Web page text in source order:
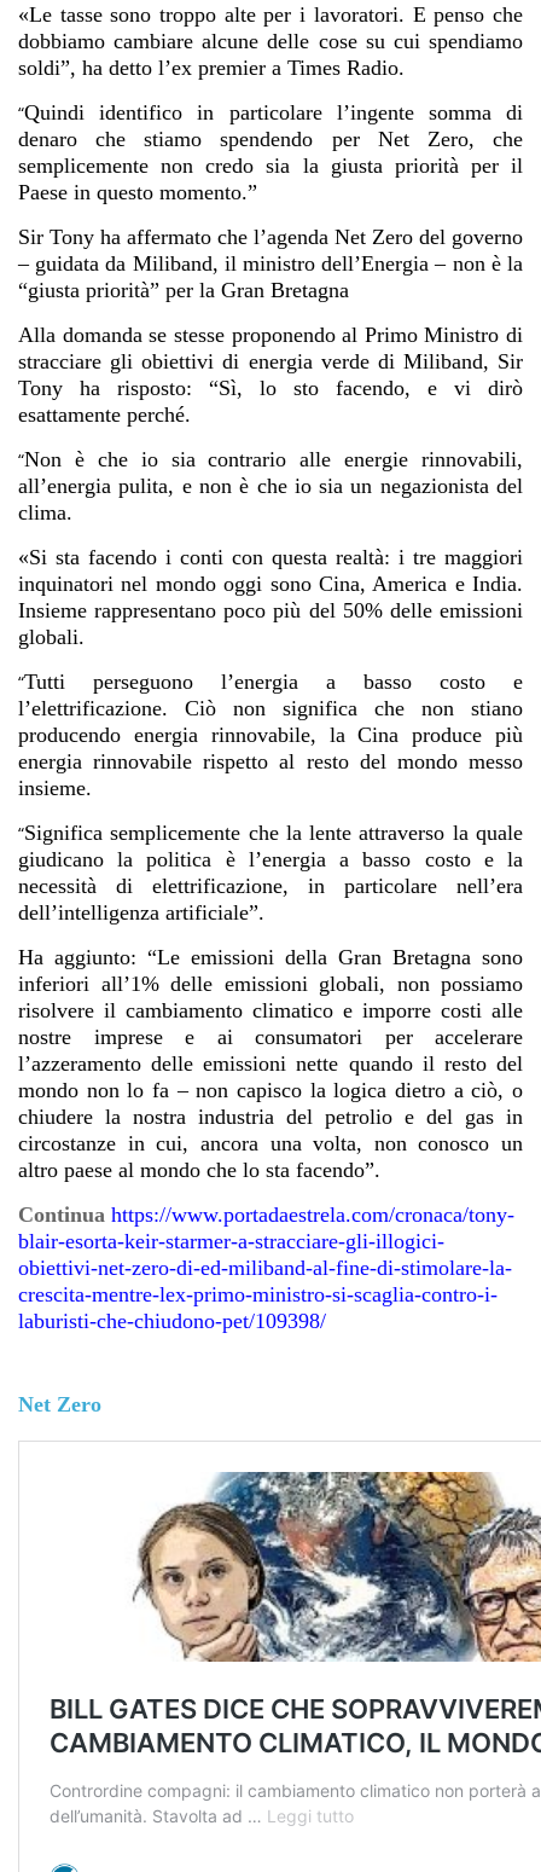
«Le tasse sono troppo alte per i lavoratori. E penso che
dobbiamo cambiare alcune delle cose su cui spendiamo
soldi”, ha detto l’ex premier a Times Radio.
“Quindi identifico in particolare l’ingente somma di
denaro che stiamo spendendo per Net Zero, che
semplicemente non credo sia la giusta priorità per il
Paese in questo momento.”
Sir Tony ha affermato che l’agenda Net Zero del governo
– guidata da Miliband, il ministro dell’Energia – non è la
“giusta priorità” per la Gran Bretagna
Alla domanda se stesse proponendo al Primo Ministro di
stracciare gli obiettivi di energia verde di Miliband, Sir
Tony ha risposto: “Sì, lo sto facendo, e vi dirò
esattamente perché.
“Non è che io sia contrario alle energie rinnovabili,
all’energia pulita, e non è che io sia un negazionista del
clima.
«Si sta facendo i conti con questa realtà: i tre maggiori
inquinatori nel mondo oggi sono Cina, America e India.
Insieme rappresentano poco più del 50% delle emissioni
globali.
“Tutti perseguono l’energia a basso costo e
l’elettrificazione. Ciò non significa che non stiano
producendo energia rinnovabile, la Cina produce più
energia rinnovabile rispetto al resto del mondo messo
insieme.
“Significa semplicemente che la lente attraverso la quale
giudicano la politica è l’energia a basso costo e la
necessità di elettrificazione, in particolare nell’era
dell’intelligenza artificiale”.
Ha aggiunto: “Le emissioni della Gran Bretagna sono
inferiori all’1% delle emissioni globali, non possiamo
risolvere il cambiamento climatico e imporre costi alle
nostre imprese e ai consumatori per accelerare
l’azzeramento delle emissioni nette quando il resto del
mondo non lo fa – non capisco la logica dietro a ciò, o
chiudere la nostra industria del petrolio e del gas in
circostanze in cui, ancora una volta, non conosco un
altro paese al mondo che lo sta facendo”.
Continua https://www.portadaestrela.com/cronaca/tony-
blair-esorta-keir-starmer-a-stracciare-gli-illogici-
obiettivi-net-zero-di-ed-miliband-al-fine-di-stimolare-la-
crescita-mentre-lex-primo-ministro-si-scaglia-contro-i-
laburisti-che-chiudono-pet/109398/
Net Zero